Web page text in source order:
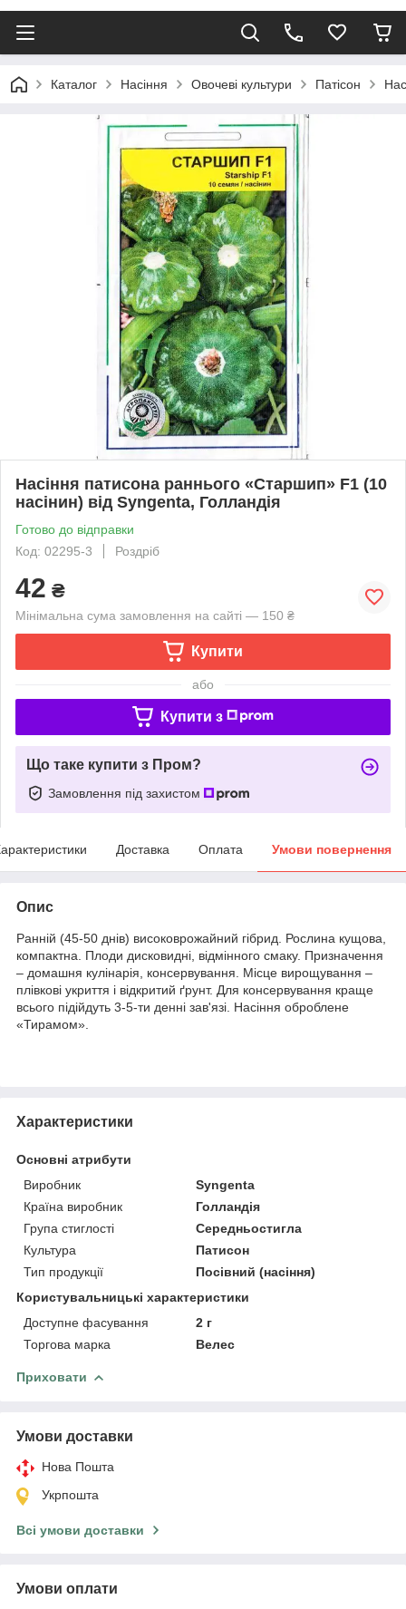
Каталог Насіння Овочеві культури Патісон
Насіння патисона раннього «Старшип» F1 (10
насінин) від Syngenta, Голландія
Готово до відправки
Код: 02295-3
Роздріб
42 ₴
Мінімальна сума замовлення на сайті — 150 ₴
Купити
або
Купити з
Що таке купити з Пром?
Замовлення під захистом
Доставка Оплата Умови повернення
Опис
Ранній (45-50 днів) високоврожайний гібрид. Рослина кущова,
компактна. Плоди дисковидні, відмінного смаку. Призначення
– домашня кулінарія, консервування. Місце вирощування –
плівкові укриття і відкритий ґрунт. Для консервування краще
всього підійдуть 3-5-ти денні зав'язі. Насіння оброблене
«Тирамом».
Характеристики
Основні атрибути
Виробник
Syngenta
Країна виробник
Голландія
Група стиглості
Середньостигла
Культура
Патисон
Тип продукції
Посівний (насіння)
Користувальницькі характеристики
Доступне фасування
2 г
Торгова марка
Велес
Приховати
Умови доставки
Нова Пошта
Укрпошта
Всі умови доставки
Умови оплати